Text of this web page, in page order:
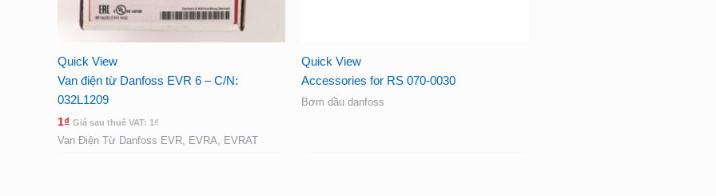
Quick View
Van điện từ Danfoss EVR 6 – C/N:
032L1209
1₫ Giá sau thuế VAT: 1 ₫
Van Điện Từ Danfoss EVR, EVRA, EVRAT
Quick View
Accessories for RS 070-0030
Bơm dầu danfoss